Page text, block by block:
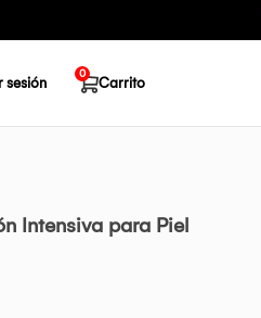
sesión Carrito
0
Intensiva para Piel